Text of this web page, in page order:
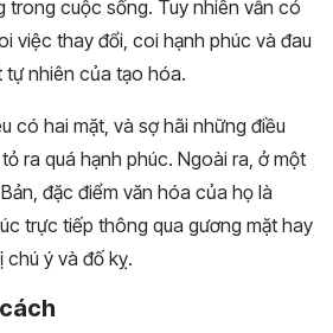
trong cuộc sống. Tuy nhiên vẫn có
việc thay đổi, coi hạnh phúc và đau
tự nhiên của tạo hóa.
có hai mặt, và sợ hãi những điều
ra quá hạnh phúc. Ngoài ra, ở một
đặc điểm văn hóa của họ là
trực tiếp thông qua gương mặt hay
chú ý và đố kỵ.